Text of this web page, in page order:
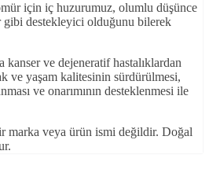
için iç huzurumuz, olumlu düşünce
gibi destekleyici olduğunu bilerek
kanser ve dejeneratif hastalıklardan
ve yaşam kalitesinin sürdürülmesi,
ve onarımının desteklenmesi ile
marka veya ürün ismi değildir. Doğal